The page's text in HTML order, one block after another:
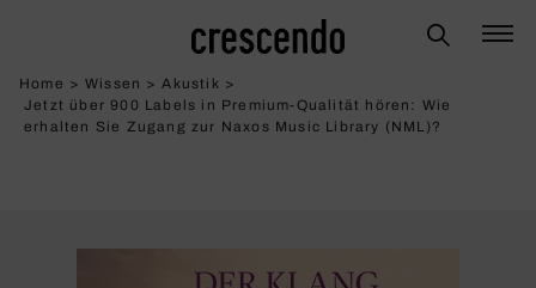
Home > Wissen > Akustik >
Jetzt über 900 Labels in Premium-Qualität hören: Wie
erhalten Sie Zugang zur Naxos Music Library (NML)?